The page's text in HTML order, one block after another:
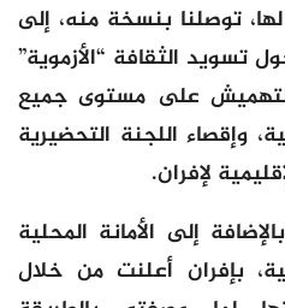
توصلنا بنسخة منه، إلى
الثقافة “الأزموية”
على مستوى جميع
وإقصاء اللجنة التحضيرية
لإفران.
إلى الأمانة المحلية
بإفران أعلنت من خلال